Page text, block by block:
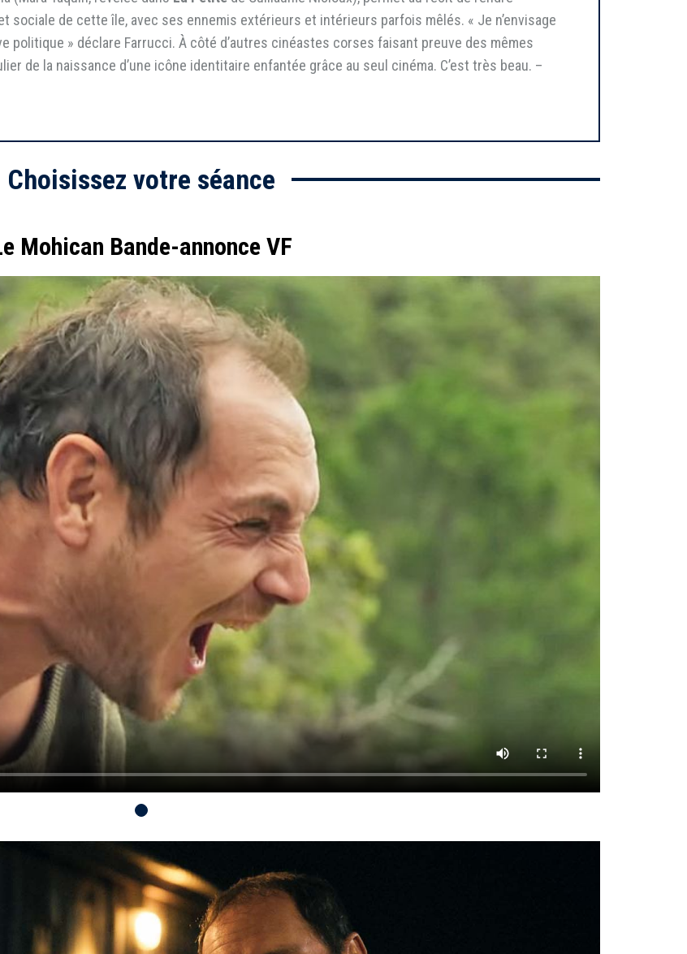
sociale de cette île, avec ses ennemis extérieurs et intérieurs parfois mêlés. « Je n’envisage
politique » déclare Farrucci. À côté d’autres cinéastes corses faisant preuve des mêmes
de la naissance d’une icône identitaire enfantée grâce au seul cinéma. C’est très beau. –
Choisissez votre séance
Mohican Bande-annonce VF